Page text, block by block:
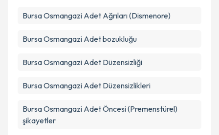
Bursa Osmangazi Adet Ağrıları (Dismenore)
Bursa Osmangazi Adet bozukluğu
Bursa Osmangazi Adet Düzensizliği
Bursa Osmangazi Adet Düzensizlikleri
Bursa Osmangazi Adet Öncesi (Premenstürel)
şikayetler